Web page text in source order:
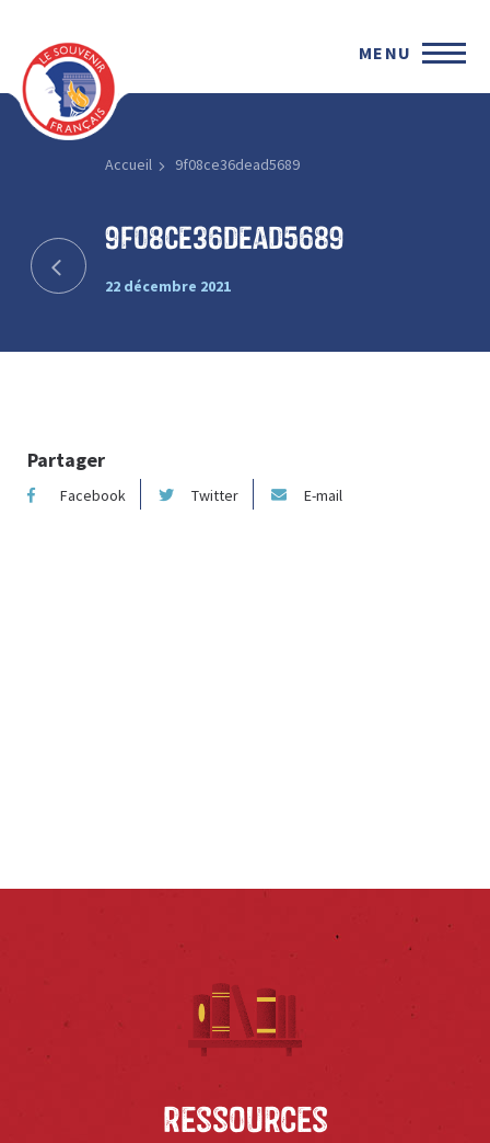
MENU
Accueil 9f08ce36dead5689
9f08ce36dead5689
22 décembre 2021
Partager
Facebook Twitter E-mail
Ressources